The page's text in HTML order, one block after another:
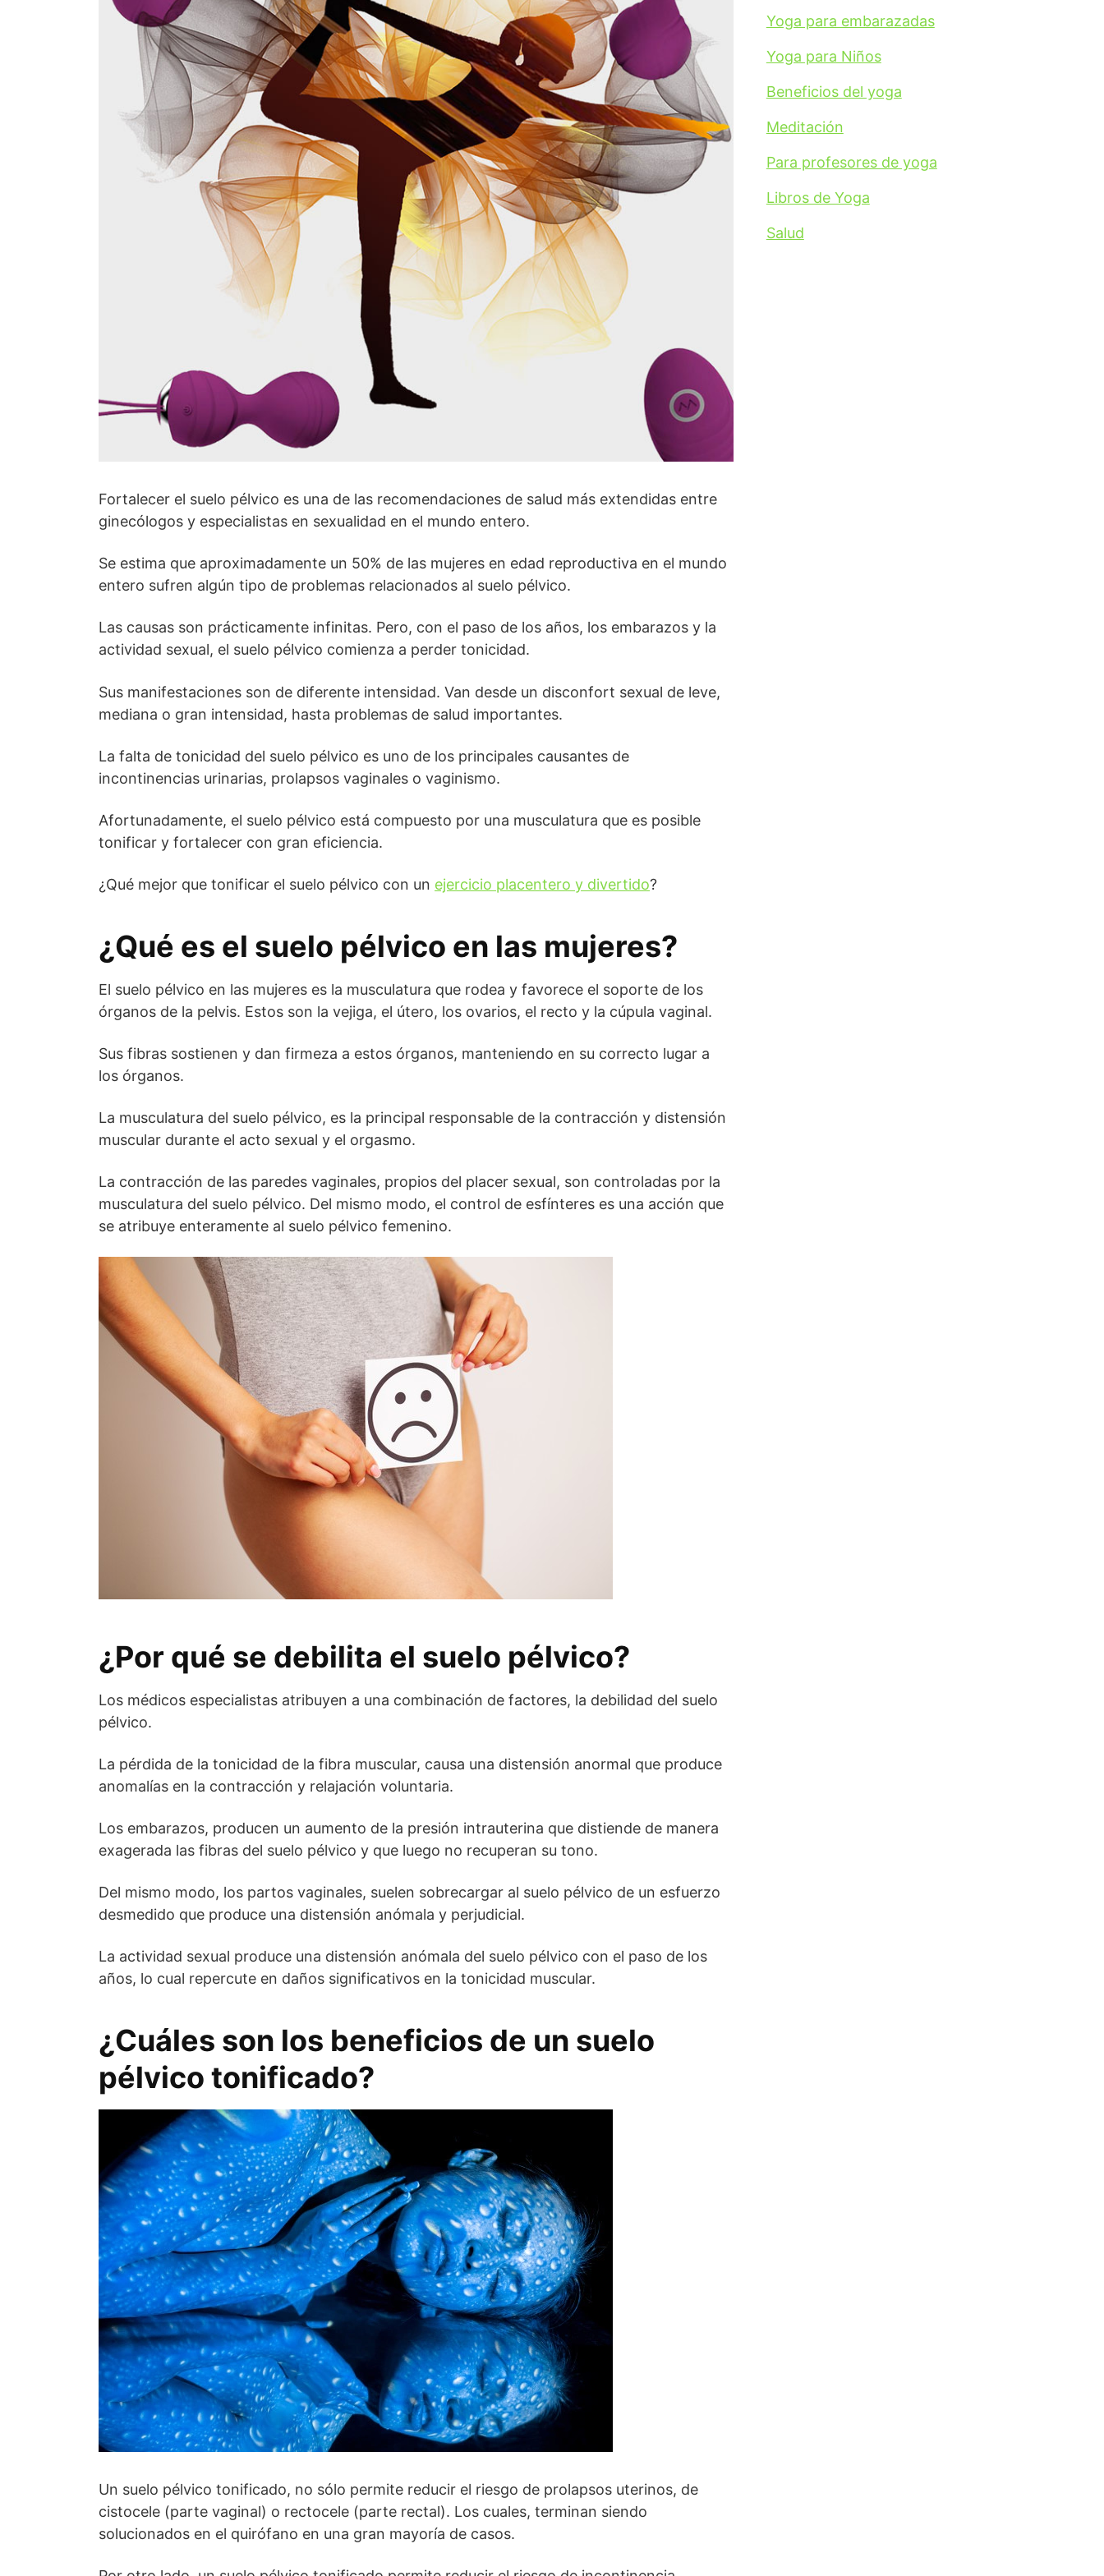
Fortalecer el suelo pélvico es una de las recomendaciones de salud más extendidas entre
ginecólogos y especialistas en sexualidad en el mundo entero.
Se estima que aproximadamente un 50% de las mujeres en edad reproductiva en el mundo
entero sufren algún tipo de problemas relacionados al suelo pélvico.
Las causas son prácticamente infinitas. Pero, con el paso de los años, los embarazos y la
actividad sexual, el suelo pélvico comienza a perder tonicidad.
Sus manifestaciones son de diferente intensidad. Van desde un disconfort sexual de leve,
mediana o gran intensidad, hasta problemas de salud importantes.
La falta de tonicidad del suelo pélvico es uno de los principales causantes de
incontinencias urinarias, prolapsos vaginales o vaginismo.
Afortunadamente, el suelo pélvico está compuesto por una musculatura que es posible
tonificar y fortalecer con gran eficiencia.
¿Qué mejor que tonificar el suelo pélvico con un ejercicio placentero y divertido?
¿Qué es el suelo pélvico en las mujeres?
El suelo pélvico en las mujeres es la musculatura que rodea y favorece el soporte de los
órganos de la pelvis. Estos son la vejiga, el útero, los ovarios, el recto y la cúpula vaginal.
Sus fibras sostienen y dan firmeza a estos órganos, manteniendo en su correcto lugar a
los órganos.
La musculatura del suelo pélvico, es la principal responsable de la contracción y distensión
muscular durante el acto sexual y el orgasmo.
La contracción de las paredes vaginales, propios del placer sexual, son controladas por la
musculatura del suelo pélvico. Del mismo modo, el control de esfínteres es una acción que
se atribuye enteramente al suelo pélvico femenino.
¿Por qué se debilita el suelo pélvico?
Los médicos especialistas atribuyen a una combinación de factores, la debilidad del suelo
pélvico.
La pérdida de la tonicidad de la fibra muscular, causa una distensión anormal que produce
anomalías en la contracción y relajación voluntaria.
Los embarazos, producen un aumento de la presión intrauterina que distiende de manera
exagerada las fibras del suelo pélvico y que luego no recuperan su tono.
Del mismo modo, los partos vaginales, suelen sobrecargar al suelo pélvico de un esfuerzo
desmedido que produce una distensión anómala y perjudicial.
La actividad sexual produce una distensión anómala del suelo pélvico con el paso de los
años, lo cual repercute en daños significativos en la tonicidad muscular.
¿Cuáles son los beneficios de un suelo
pélvico tonificado?
Un suelo pélvico tonificado, no sólo permite reducir el riesgo de prolapsos uterinos, de
cistocele (parte vaginal) o rectocele (parte rectal). Los cuales, terminan siendo
solucionados en el quirófano en una gran mayoría de casos.
Yoga para embarazadas
Yoga para Niños
Beneficios del yoga
Meditación
Para profesores de yoga
Libros de Yoga
Salud